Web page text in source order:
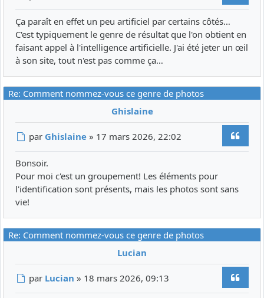
Ça paraît en effet un peu artificiel par certains côtés…
C'est typiquement le genre de résultat que l'on obtient en
faisant appel à l'intelligence artificielle. J'ai été jeter un œil
à son site, tout n'est pas comme ça…
Re: Comment nommez-vous ce genre de photos
Ghislaine
Message
par Ghislaine » 17 mars 2026, 22:02
Bonsoir.
Pour moi c'est un groupement! Les éléments pour
l'identification sont présents, mais les photos sont sans
vie!
Re: Comment nommez-vous ce genre de photos
Lucian
Message
par Lucian » 18 mars 2026, 09:13